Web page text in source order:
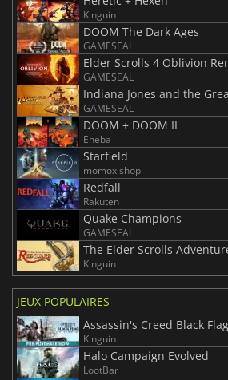
Kinguin
DOOM The Dark Ages
GAMESEAL
Elder Scrolls 4 Oblivion
GAMESEAL
Indiana Jones and the
GAMESEAL
DOOM + DOOM II
Eneba
Starfield
momox shop
Redfall
Rakuten
Quake Champions
GAMESEAL
The Elder Scrolls
Kinguin
JEUX POPULAIRES
Assassin's Creed Black
Kinguin
Halo Campaign Evolved
LootBar